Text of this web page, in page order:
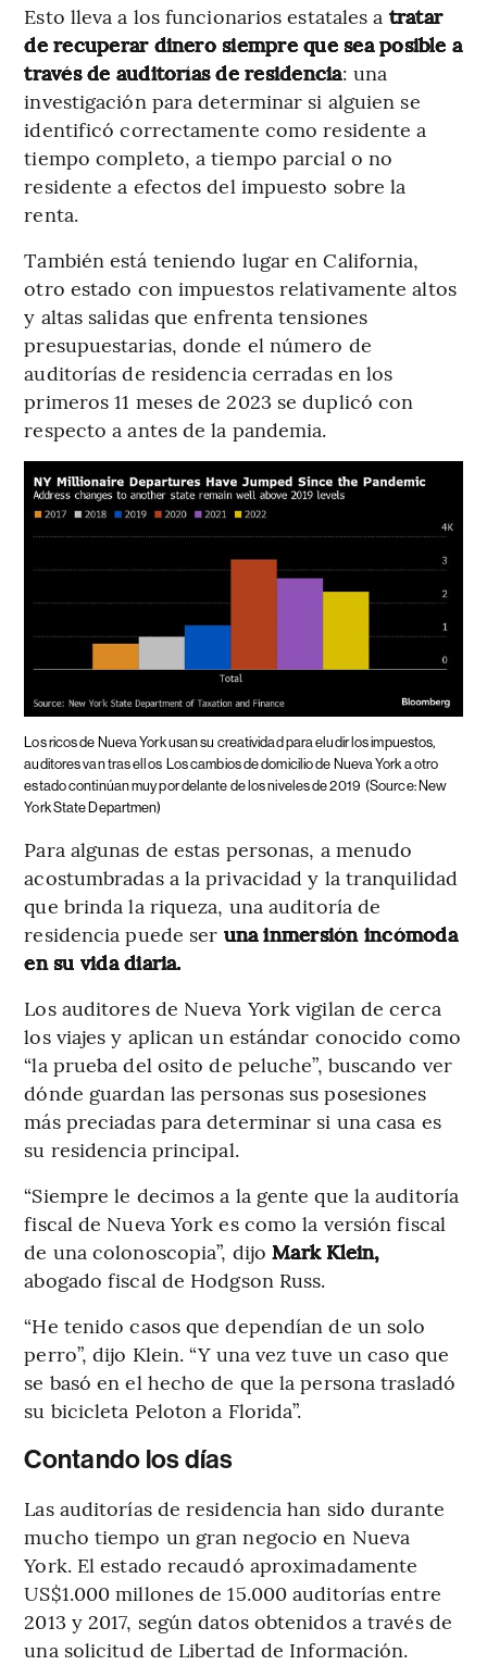
Esto lleva a los funcionarios estatales a tratar
de recuperar dinero siempre que sea posible a
través de auditorías de residencia: una
investigación para determinar si alguien se
identificó correctamente como residente a
tiempo completo, a tiempo parcial o no
residente a efectos del impuesto sobre la
renta.
También está teniendo lugar en California,
otro estado con impuestos relativamente altos
y altas salidas que enfrenta tensiones
presupuestarias, donde el número de
auditorías de residencia cerradas en los
primeros 11 meses de 2023 se duplicó con
respecto a antes de la pandemia.
Los ricos de Nueva York usan su creatividad para eludir los impuestos,
auditores van tras ellos Los cambios de domicilio de Nueva York a otro
estado continúan muy por delante de los niveles de 2019 (Source: New
York State Departmen)
Para algunas de estas personas, a menudo
acostumbradas a la privacidad y la tranquilidad
que brinda la riqueza, una auditoría de
residencia puede ser una inmersión incómoda
en su vida diaria.
Los auditores de Nueva York vigilan de cerca
los viajes y aplican un estándar conocido como
“la prueba del osito de peluche”, buscando ver
dónde guardan las personas sus posesiones
más preciadas para determinar si una casa es
su residencia principal.
“Siempre le decimos a la gente que la auditoría
fiscal de Nueva York es como la versión fiscal
de una colonoscopia”, dijoMark Klein,
abogado fiscal de Hodgson Russ.
“He tenido casos que dependían de un solo
perro”, dijo Klein. “Y una vez tuve un caso que
se basó en el hecho de que la persona trasladó
su bicicleta Peloton a Florida”.
Contando los días
Las auditorías de residencia han sido durante
mucho tiempo un gran negocio en Nueva
York. El estado recaudó aproximadamente
US$1.000 millones de 15.000 auditorías entre
2013 y 2017, según datos obtenidos a través de
una solicitud de Libertad de Información.